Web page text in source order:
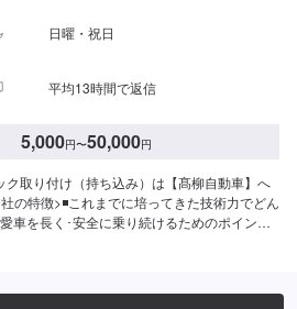
日曜・祝日
平均13時間で返信
5,000円〜50,000円
取り付け（持ち込み）は【髙柳自動車】へ
の特徴>◾これまでに培ってきた技術力でどん
車を長く･安全に乗り続けるためのポイント